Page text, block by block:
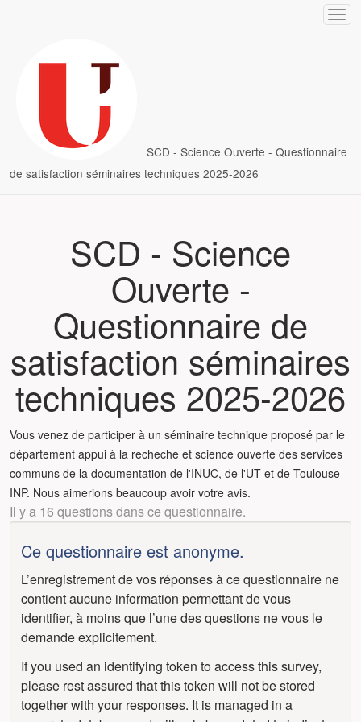
SCD - Science Ouverte - Questionnaire
de satisfaction séminaires techniques 2025-2026
SCD - Science
Ouverte -
Questionnaire de
satisfaction séminaires
techniques 2025-2026
Vous venez de participer à un séminaire technique proposé par le
département appui à la recheche et science ouverte des services
communs de la documentation de l'INUC, de l'UT et de Toulouse
INP. Nous aimerions beaucoup avoir votre avis.
Il y a 16 questions dans ce questionnaire.
Ce questionnaire est anonyme.
L’enregistrement de vos réponses à ce questionnaire ne
contient aucune information permettant de vous
identifier, à moins que l’une des questions ne vous le
demande explicitement.
If you used an identifying token to access this survey,
please rest assured that this token will not be stored
together with your responses. It is managed in a